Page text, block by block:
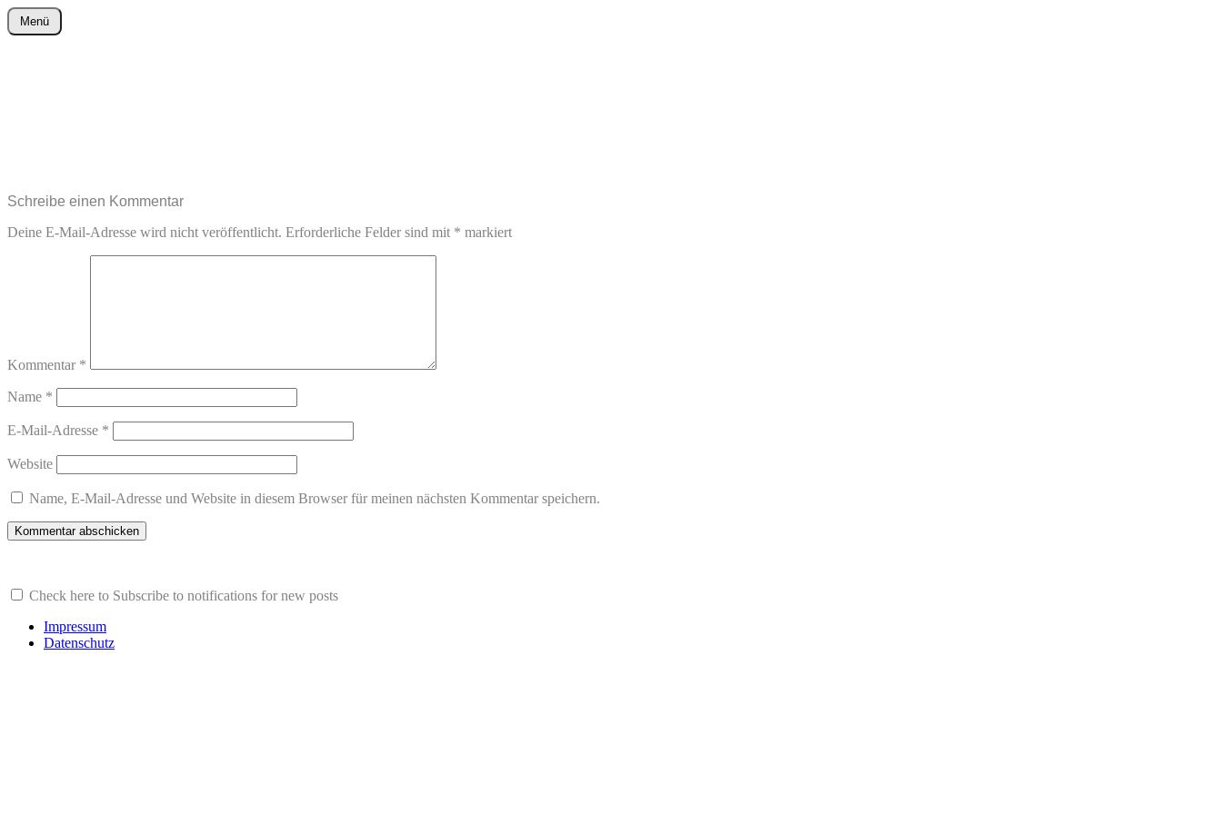
wurster-cartoon-blog.de
Menü
Zum
Inhalt
Schreibe einen Kommentar
Deine E-Mail-Adresse wird nicht veröffentlicht. Erforderliche Felder sind mit * markiert
Kommentar *
Name *
E-Mail-Adresse *
Website
Name, E-Mail-Adresse und Website in diesem Browser für meinen nächsten Kommentar speichern.
Check here to Subscribe to notifications for new posts
Impressum
Datenschutz